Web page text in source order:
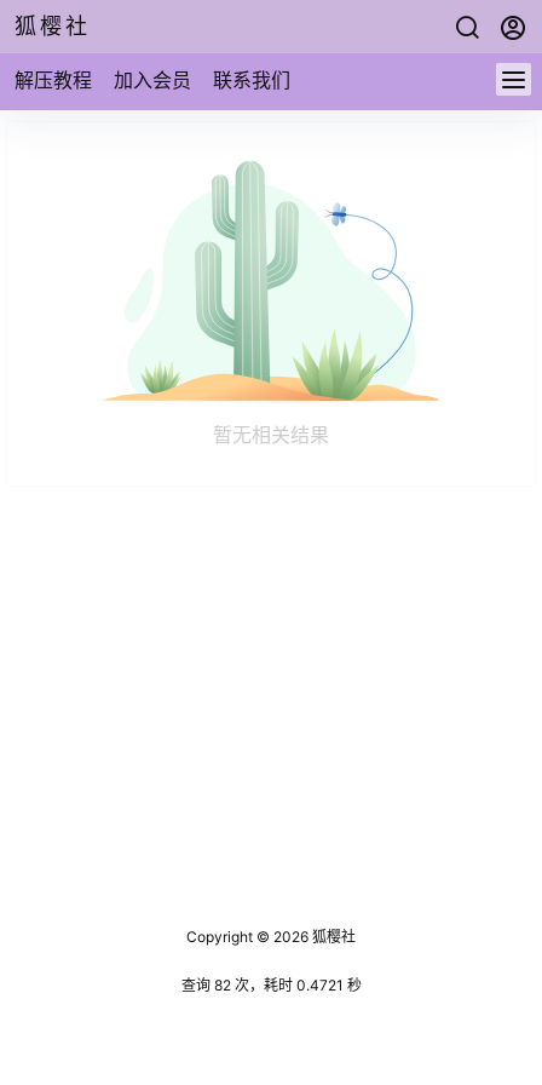
狐樱社
解压教程 加入会员 联系我们
暂无相关结果
Copyright © 2026 狐樱社
查询 82 次，耗时 0.4721 秒